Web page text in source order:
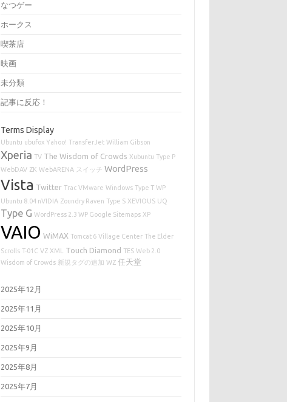
なつゲー
ホークス
喫茶店
映画
未分類
記事に反応！
Terms Display
Ubuntu ubufox Yahoo! TransferJet William Gibson
Xperia TV The Wisdom of Crowds Xubuntu Type P
WebDAV ZK WebARENA スイッチ WordPress
Vista Twitter Trac VMware Windows Type T WP
Ubuntu 8.04 nVIDIA Zoundry Raven Type S XEVIOUS UQ
Type G WordPress 2.3 WP Google Sitemaps XP
VAIO WiMAX Tomcat 6 Village Center The Elder
Scrolls T-01C VZ XML Touch Diamond TES Web 2.0
Wisdom of Crowds 新規タグの追加 WZ 任天堂
2025年12月
2025年11月
2025年10月
2025年9月
2025年8月
2025年7月